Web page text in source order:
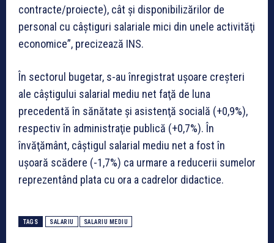
contracte/proiecte), cât şi disponibilizărilor de
personal cu câştiguri salariale mici din unele activităţi
economice”, precizează INS.
În sectorul bugetar, s-au înregistrat uşoare creşteri
ale câştigului salarial mediu net faţă de luna
precedentă în sănătate şi asistenţă socială (+0,9%),
respectiv în administraţie publică (+0,7%). În
învăţământ, câştigul salarial mediu net a fost în
uşoară scădere (-1,7%) ca urmare a reducerii sumelor
reprezentând plata cu ora a cadrelor didactice.
TAGS SALARIU SALARIU MEDIU